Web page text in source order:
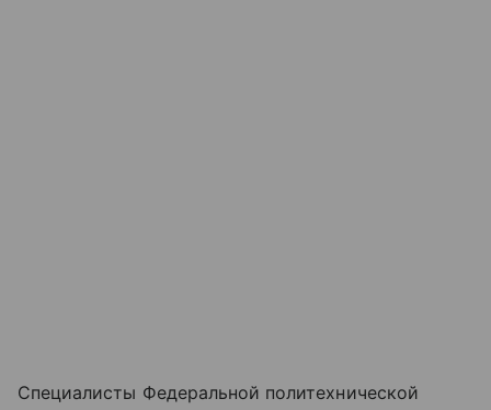
Специалисты Федеральной политехнической